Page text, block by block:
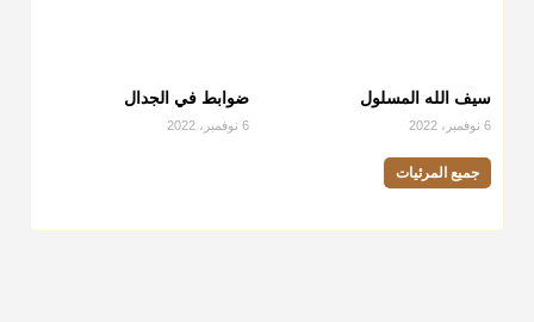
سيف الله المسلول
6 نوفمبر، 2022
ضوابط في الجدال
6 نوفمبر، 2022
جميع المرئيات